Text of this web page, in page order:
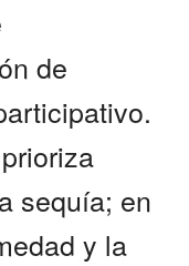
de
sequía; en
y la